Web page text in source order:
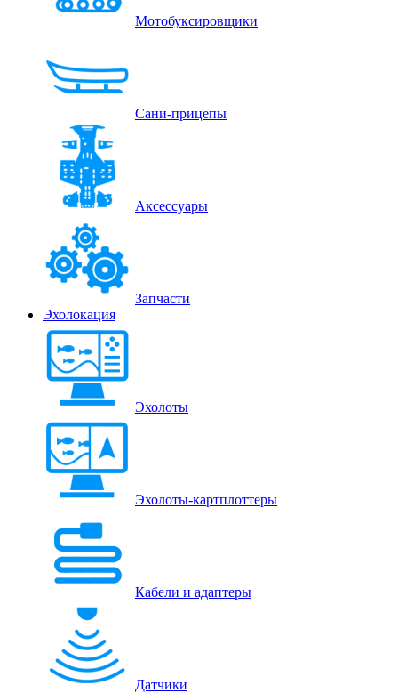
Мотобуксировщики
Сани-прицепы
Аксессуары
Запчасти
Эхолокация
Эхолоты
Эхолоты-картплоттеры
Кабели и адаптеры
Датчики